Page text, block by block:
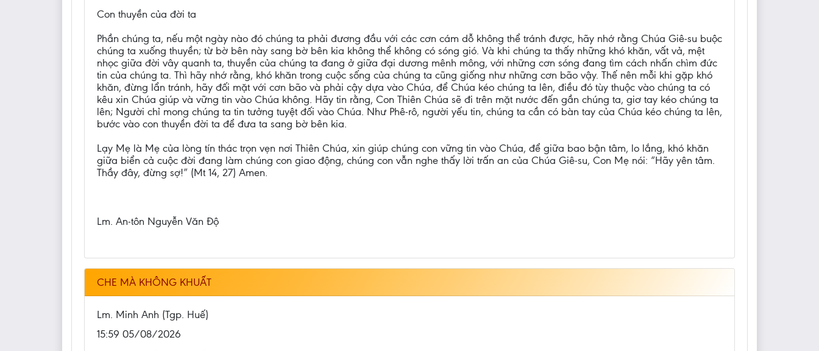
Con thuyền của đời ta
Phần chúng ta, nếu một ngày nào đó chúng ta phải đương đầu với các cơn cám dỗ không thể tránh được, hãy nhớ rằng Chúa Giê-su buộc
chúng ta xuống thuyền; từ bờ bên này sang bờ bên kia không thể không có sóng gió. Và khi chúng ta thấy những khó khăn, vất vả, mệt
nhọc giữa đời vây quanh ta, thuyền của chúng ta đang ở giữa đại dương mênh mông, với những cơn sóng đang tìm cách nhấn chìm đức
tin của chúng ta. Thì hãy nhớ rằng, khó khăn trong cuộc sống của chúng ta cũng giống như những cơn bão vậy. Thế nên mỗi khi gặp khó
khăn, đừng lẩn tránh, hãy đối mặt với cơn bão và phải cậy dựa vào Chúa, để Chúa kéo chúng ta lên, điều đó tùy thuộc vào chúng ta có
kêu xin Chúa giúp và vững tin vào Chúa không. Hãy tin rằng, Con Thiên Chúa sẽ đi trên mặt nước đến gần chúng ta, giơ tay kéo chúng ta
lên; Người chỉ mong chúng ta tin tưởng tuyệt đối vào Chúa. Như Phê-rô, người yếu tin, chúng ta cần có bàn tay của Chúa kéo chúng ta lên,
bước vào con thuyền đời ta để đưa ta sang bờ bên kia.
Lạy Mẹ là Mẹ của lòng tín thác trọn vẹn nơi Thiên Chúa, xin giúp chúng con vững tin vào Chúa, để giữa bao bận tâm, lo lắng, khó khăn
giữa biển cả cuộc đời đang làm chúng con giao động, chúng con vẫn nghe thấy lời trấn an của Chúa Giê-su, Con Mẹ nói: “Hãy yên tâm.
Thầy đây, đừng sợ!” (Mt 14, 27) Amen.
Lm. An-tôn Nguyễn Văn Độ
CHE MÀ KHÔNG KHUẤT
Lm. Minh Anh (Tgp. Huế)
15:59 05/08/2026